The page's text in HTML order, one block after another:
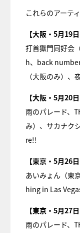
これらのアーテ
【大阪・5月19
打首獄門同好会
h、back number
（大阪のみ）
【大阪・5月20
雨のパレード、
み）、サカナク
re!!
【東京・5月26
あいみょん（東
hing in Las
【東京・5月27
雨のパレード、